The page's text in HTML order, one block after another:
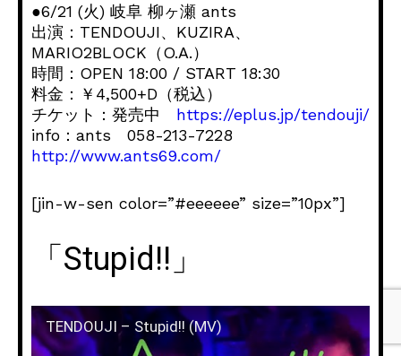
●6/21 (火) 岐阜 柳ヶ瀬 ants
出演：TENDOUJI、KUZIRA、
MARIO2BLOCK（O.A.）
時間：OPEN 18:00 / START 18:30
料金：￥4,500+D（税込）
チケット：発売中 https://eplus.jp/tendouji/
info：ants 058-213-7228
http://www.ants69.com/
[jin-w-sen color=”#eeeeee” size=”10px”]
「Stupid!!」
TENDOUJI – Stupid!! (MV)